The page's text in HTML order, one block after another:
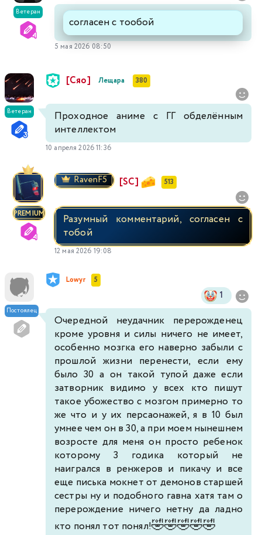
Ветеран
согласен с тообой
5 мая 2026 08:50
Ветеран
[Сяо] Лещара 380
Проходное аниме с ГГ обделённым
интеллектом
10 апреля 2026 11:36
PREMIUM
RavenF5 [SC] 513
Разумный комментарий, согласен с
тобой
12 мая 2026 19:08
Постоялец
Lowyr 5
1
Очередной неудачник перерожденец
кроме уровня и силы ничего не имеет,
особенно мозгка его наверно забыли с
прошлой жизни перенести, если ему
было 30 а он такой тупой даже если
затворник видимо у всех кто пишут
такое убожество с мозгом примерно то
же что и у их персаонажей, я в 10 был
умнее чем он в 30, а при моем нынешнем
возросте для меня он просто ребенок
которому 3 годика который не
наигрался в ренжеров и пикачу и все
еще писька мокнет от демонов старшей
сестры ну и подобного гавна хатя там о
перерождение ничего нетну да ладно
кто понял тот понял!🤣🤣🤣🤣🤣